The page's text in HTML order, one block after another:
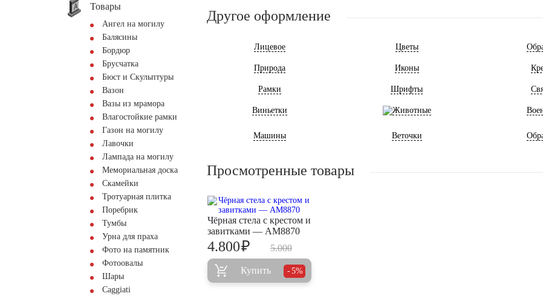
Товары
Ангел на могилу
Балясины
Бордюр
Брусчатка
Бюст и Скульптуры
Вазон
Вазы из мрамора
Влагостойкие рамки
Газон на могилу
Лавочки
Лампада на могилу
Мемориальная доска
Скамейки
Тротуарная плитка
Поребрик
Тумбы
Урна для праха
Фото на памятник
Фотоовалы
Шары
Сaggiati
Другое оформление
Лицевое Цветы
Природа Иконы
Рамки Шрифты
Виньетки Животные
Машины Веточки
Просмотренные товары
Чёрная стела с крестом и
завитками — AM8870
5.000
4.800₽
Купить 5%